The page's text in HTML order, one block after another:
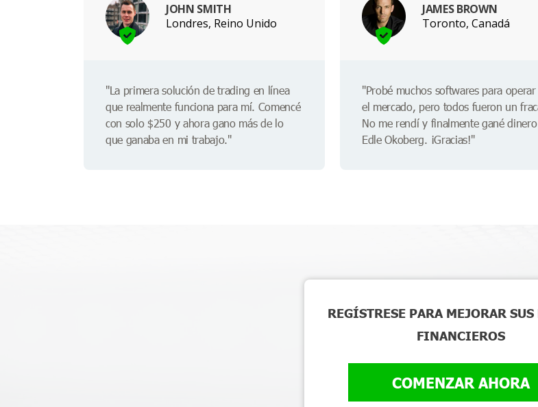
JOHN SMITH
Londres, Reino Unido
"La primera solución de trading en línea
que realmente funciona para mí. Comencé
con solo $250 y ahora gano más de lo
que ganaba en mi trabajo."
JAMES BROWN
Toronto, Canadá
"Probé muchos softwares para operar
el mercado, pero todos fueron un
No me rendí y finalmente gané
Edle Okoberg. ¡Gracias!"
REGÍSTRESE PARA MEJORAR
FINANCIEROS
COMENZAR AHORA